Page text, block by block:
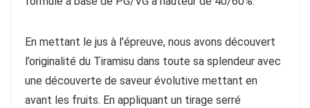
En mettant le jus à l’épreuve, nous avons découvert
l’originalité du Tiramisu dans toute sa splendeur avec
une découverte de saveur évolutive mettant en
avant les fruits. En appliquant un tirage serré